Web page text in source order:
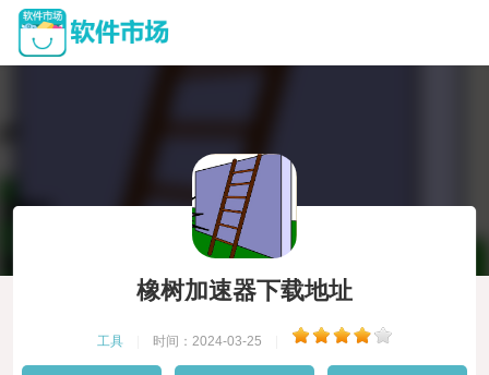
橡树加速器下载地址
工具 时间：2024-03-25